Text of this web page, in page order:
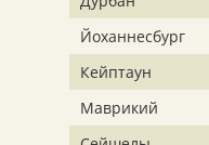
Йоханнесбург
Кейптаун
Маврикий